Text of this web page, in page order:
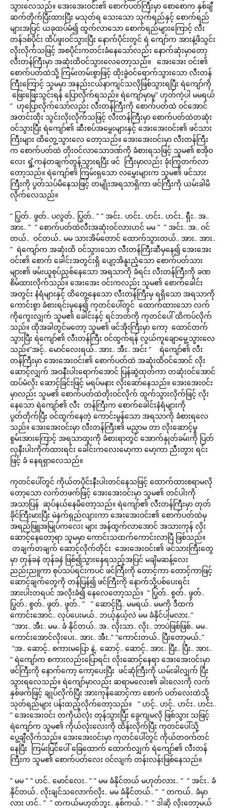
သွားလေသည်။ အေးအေးဝင်း၏ စောက်ပတ်ကြီးမှာ စောစောက နှစ်ချီ
ဆက်တိုက်ပြီးထားပြီး မသုတ်ရ သေးသော သုက်ရည်နှင့် စောက်ရည်
များအပြင် ယခုထပ်မံ၍ ထွက်လာသော စောက်ရည်များကြောင့် လီး
တန်ဒစ်ပိုင်း ထိပ်ဖူးဝင်သွားပြီး နောက်ပိုင်းတွင် ရဲ ကျော်က အားနဲ့ဖိသွင်း
လိုးလိုက်သဖြင့် အစပိုင်းကတင်းခံနေသော်လည်း နောက်ဆုံးမှာတော့
လီးတန်ကြီးမှာ အဆုံးထိဝင်သွားလေတော့သည်။ အေးအေး ဝင်း၏
စောက်ပတ်ထဲသို့ ကြမ်းတမ်းစွာဖြင့် ထိုးခွဲဝင်ရောက်သွားသော လီးတန်
ကြီးကြောင့် သူမမှာ အနည်းငယ်နာကျင်သလိုဖြစ်သွားရပြီး ရဲကျော်ကို
ဖြေးဖြေးသွင်းရန် ပြောလိုက်ရသည်။ ရဲကျော်မှာမူ” ဟုတ်ကဲ့ပါ မမရယ်
” ဟုပြောလိုက်သော်လည်း လီးတန်ကြီးကို စောက်ပတ်ထဲ ဝင်အောင်
အတင်းထိုး သွင်းလိုးလိုက်သဖြင့် လီးတန်ကြီးမှာ စောက်ပတ်ထဲတဆုံး
ဝင်သွားပြီး ရဲကျော်၏ ဆီးစပ်အမွှေးများနှင့် အေးအေးဝင်း၏ ဖင်သား
ကြီးများ ထိတွေ့သွားလေ တော့သည်။ အေးအေးဝင်းမှာ လီးတန်ကြီး
က စောက်ပတ်ထဲ တိုးဝင်လာသောဒဏ်ကို ခံစားရသဖြင့် သူမ၏ စအိုဝ
လေး ရှုံ့ကနဲတချက်တွန့်သွားရပြီး ဖင် ကြီးမှာလည်း ခုံးကြွတက်လာ
တော့သည်။ ရဲကျော်၏ ကြမ်းရှသော လမွှေးများက သူမ၏ ဖင်သား
ကြီးကို ပွတ်သပ်မိနေသဖြင့် တမျိုးအရသာရှိကာ ဖင်ကြီးကို ယမ်းခါမိ
လိုက်လေသည်။
” ပြွတ်.. ဖွတ်.. ပလွတ်.. ပြွတ်.. ” ” အင်း.. ဟင်း.. ဟင်း.. ဟင်း.. ရှီး.. အ..
အား.. ” ” စောက်ပတ်ထဲလီးအဆုံးဝင်လားဟင် မမ ” ” အင်း.. အ.. ဝင်
တယ်.. ဝင်တယ်.. မမ သားအိမ်တောင် ထောက်သွားတယ်.. အား.. အား..
” ရဲကျော်က အဆုံးထိ ဝင်သွားသော လီးတန်ကြီးဆီမှနေ၍ အေးအေး
ဝင်း၏ စောက် ခေါင်းအတွင်းရှိ ပျော့အိနူးညံ့သော စောက်ပတ်သား
များ၏ ဖမ်းယူစုပ်ညှစ်နေသော အရသာကို ခံရင်း လီးတန်ကြီးကို ခဏ
စိမ်ထားလိုက်သည်။ အေးအေး ဝင်းကလည်း သူမ၏ စောက်ခေါင်း
အတွင်း နံရံများနှင့် ထိတွေ့နေသော လီးတန်ကြီးမှ ရရှိသော အရသာကို
ကောင်းစွာ ခံစားရင်းမှနေ၍ ကုတင်ပေါ်တွင် ထောက်ထားသော လက်
ကိုကွေးလျှက် သူမ၏ ခေါင်းနှင့် ရင်ဘတ်ကို ကုတင်ပေါ် ထိကပ်လိုက်
သည်။ ထိုအခါတွင်မတော့ သူမ၏ ဖင်အိုးကြီးမှာ ကော့ ထောင်တက်
သွားပြီး ရဲကျော်၏ လီးတန်ကြီး ဝင်ထွက်ရန် လွယ်ကူချောမွေ့သွားလေ
သည်။“အင့်.. မောင်လေးရယ်.. အား.. အီး.. အင်း “ ရဲကျော်၏ လီး
တန်ကြီးမှာ အေးအေးဝင်း၏ စောက်ပတ်ထဲ အဆုံးထိဝင်အောင် လိုး
ဆောင့်လျှက် အဝနီးပါးရောက်အောင် ပြန်ဆွဲထုတ်ကာ တဆုံးဝင်အောင်
ထပ်မံလိုး ဆောင့်ခြင်းဖြင့် မရပ်မနား လိုးဆော်နေသည်။ အေးအေးဝင်း
မှာလည်း သူမ၏ စောက်ပတ်ထဲတိုးဝင်လိုက် ထွက်သွားလိုက်ဖြင့် လိုး
နေသော ရဲကျော်၏ လီး တန်ကြီးက စောက်ခေါင်းနံရံများကို
ပွတ်တိုက်ပြီး ဝင်ထွက်နေတဲ့ ကောင်းမွန်သော အရသာကို ခံစားရလေ
သည်။ အေးအေးဝင်းမှာ လီးတန်ကြီး၏ မညှာမ တာ လိုးဆောင့်မှု
စွမ်းအားကြောင့် အရသာထူးကို ခံစားရာတွင် အောက်နှုတ်ခမ်းကို ပြတ်
လုနီးပါးကိုက်ထားရင်း ခေါင်းကလေးမော့ကာ မော့ကာ ညီးတွား ရင်း
ဖြင့် ခံ နေရရှာလေသည်။
ကုတင်ပေါ်တွင် ကိုယ်တပိုင်းနီးပါးတင်နေသဖြင့် ထောက်ထားစရာမလို
တော့သော လက်တဖက်ဖြင့် အေးအေးဝင်းမှာ သူမ၏ တင်ပါးကို
အသာပြန် ဆုပ်နယ်နေမိတော့သည်။ ရဲကျော်၏ လီးတန်ကြီးမှာ တုတ်
ခိုင်ကြီးမားပြီး မဲနက်ရှည်လျားကာ အေးအေးဝင်း၏ စောက်ပတ်ထဲမှ
အရည်ဖြူအမြုပ်ကလေး များ အန်ထွက်လာအောင် အသားကုန် လိုး
ဆောင့်နေတော့ရာ သူမမှာ ကောင်းသထက်ကောင်းလာပြီ ဖြစ်သည်။
တချက်တချက် ဆောင့်လိုက်တိုင်း အေးအေးဝင်း၏ ဖင်သားကြီးတွေ
မှာ တုန်ခနဲ တုန်ခနဲ ဖြစ်၍သွားနေရသည့်အပြင် မချိမဆန့်လေး
ညည်းညူကာ စုပ်သပ်ရင်းကပင် ဖင်ကြီးကို တောင့်ကာ တောင့်ကာဖြင့်
ဆောင့်ချက်တွေကို တန်ပြန်၍ ဖင်ကြီးကို နောက်သို့ပစ်ပေးရင်း
အားပါးတရပင် အလိုးခံ၍ နေလေတော့သည်။ ” ပြွတ်.. စွတ်.. ဖွတ်..
ပြွတ်.. စွတ်.. ဖွတ်.. ဖွတ်.. ” ” ဆောင့်ပြီ.. မမရယ်.. မမကို ဒီထက်
ကောင်းအောင်.. လုပ်ပေးမယ်.. ဘယ့်နှယ့်လဲ မမ ခံနိုင်ပါ့မလား..”
“အား.. အီး.. မမ.. ခံ နိုင်တယ်.. အ.. လိုးသာ.. လိုး.. ဘာပဲဖြစ်ဖြစ်.. မမ..
ကောင်းအောင်လိုးပေး.. အား.. အီး..” “ကောင်းတယ်.. ပြီးတော့မယ်..”
“အ.. ဆောင့်.. စကားမပြော နဲ့.. ဆောင့်.. ဆောင့်.. အား.. ပြီး.. ပြီး.. အား..
” ရဲကျော်က စကားလည်းပြောရင်း လိုးဆောင့်နေရာ အေးအေးဝင်းမှာ
ဖင်ကြီးကို နောက်ကော့ ကော့ပေးပြီး ဖင်ဆုံကြီးကို ယမ်းခါလျှက် ပြီး
သွားရလေသည်။ ရဲကျော်မှာလည်း ဆရာမလေး၏ ခါးလေးကို လက်
နှစ်ဖက်ဖြင့် ချုပ်လိုက်ပြီး အားကုန်ဆောင့်ကာ စောက် ပတ်လေးထဲသို့
သုတ်ရည်များ ပန်းထည့်လိုက်တော့သည်။ ” ဟင့်.. ဟင့်.. ဟင်း.. ဟင်း..
” အေးအေးဝင်း တကိုယ်လုံး တုန်သွားပြီး ခွေကျမလို ဖြစ်သွား သဖြင့်
ရဲကျော်က သူမ၏ ကိုယ်လုံးလေးကို ထိန်းလိုက်ပြီး ကုတင်ပေါ်သို့
ပွေ့ချီလိုက်သည်။ အေးအေးဝင်းမှာ ကုတင်ပေါ်တွင် ကိုယ်တဝက်တင်
နေပြီး ကြမ်းပြင်ပေါ် ခြေထောက် ထောက်လျှက် ရဲကျော်၏ လီးတန်
ကြီးက သူမ၏ စောက်ပတ်လေး ဝင်လျက် တန်းလန်းဖြစ်နေသည်။
” မမ ” ” ဟင်.. မောင်လေး.. ” ” မမ ခံနိုင်တယ် မဟုတ်လား.. ” ” အင်း.. ခံ
နိုင်တယ်.. လိုးချင်သလောက်လိုး.. မမ ခံနိုင်တယ်.. ” ” တကယ်.. ခံမှာ
လား ဟင်.. ” ” တကယ်မဟုတ်ဘူး.. နှစ်ကယ်.. ” ” ဒါဆို လိုးတော့မယ်